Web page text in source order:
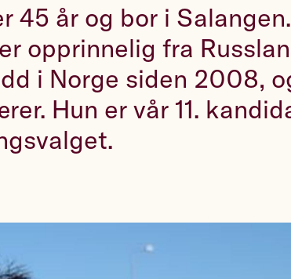
45 år og bor i
opprinnelig fra
i Norge siden 2008,
Hun er vår 11.